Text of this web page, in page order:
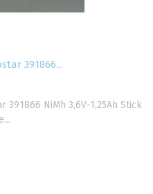
391866...
391866 NiMh 3,6V-1,25Ah Stick